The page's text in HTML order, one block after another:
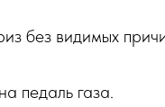
без видимых
педаль газа.